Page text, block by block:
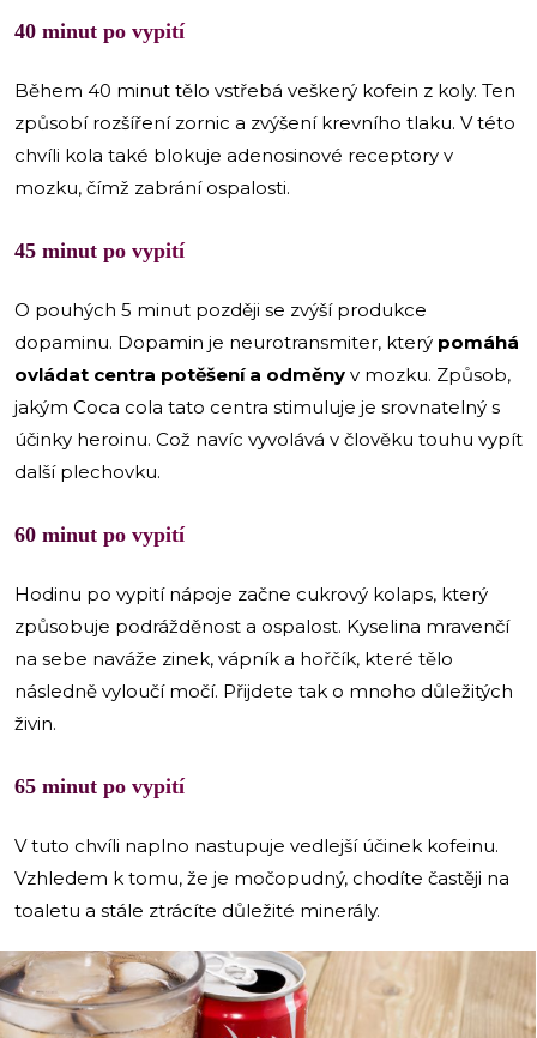
40 minut po vypití
Během 40 minut tělo vstřebá veškerý kofein z koly. Ten
způsobí rozšíření zornic a zvýšení krevního tlaku. V této
chvíli kola také blokuje adenosinové receptory v
mozku, čímž zabrání ospalosti.
45 minut po vypití
O pouhých 5 minut později se zvýší produkce
dopaminu. Dopamin je neurotransmiter, který pomáhá
ovládat centra potěšení a odměny v mozku. Způsob,
jakým Coca cola tato centra stimuluje je srovnatelný s
účinky heroinu. Což navíc vyvolává v člověku touhu vypít
další plechovku.
60 minut po vypití
Hodinu po vypití nápoje začne cukrový kolaps, který
způsobuje podrážděnost a ospalost. Kyselina mravenčí
na sebe naváže zinek, vápník a hořčík, které tělo
následně vyloučí močí. Přijdete tak o mnoho důležitých
živin.
65 minut po vypití
V tuto chvíli naplno nastupuje vedlejší účinek kofeinu.
Vzhledem k tomu, že je močopudný, chodíte častěji na
toaletu a stále ztrácíte důležité minerály.